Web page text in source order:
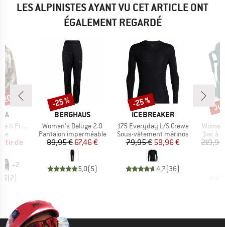
LES ALPINISTES AYANT VU CET ARTICLE ONT
ÉGALEMENT REGARDÉ
Half Snap
réduit
de
+2
(2)
%
MARQUE
BERGHAUS
Article
Women's Deluge 2.0
Product group
Pantalon imperméable
Prix
89,95 €Prix réduit
67,46 €
5,0(5)
Remise
-25 %
MARQUE
ICEBREAKER
Article
175 Everyday L/S Crewe
Product group
Sous-vêtement mérinos
Prix
79,95 €Prix réduit
59,96 €
4,7(36)
Remise
-25 %
Article
Sac à